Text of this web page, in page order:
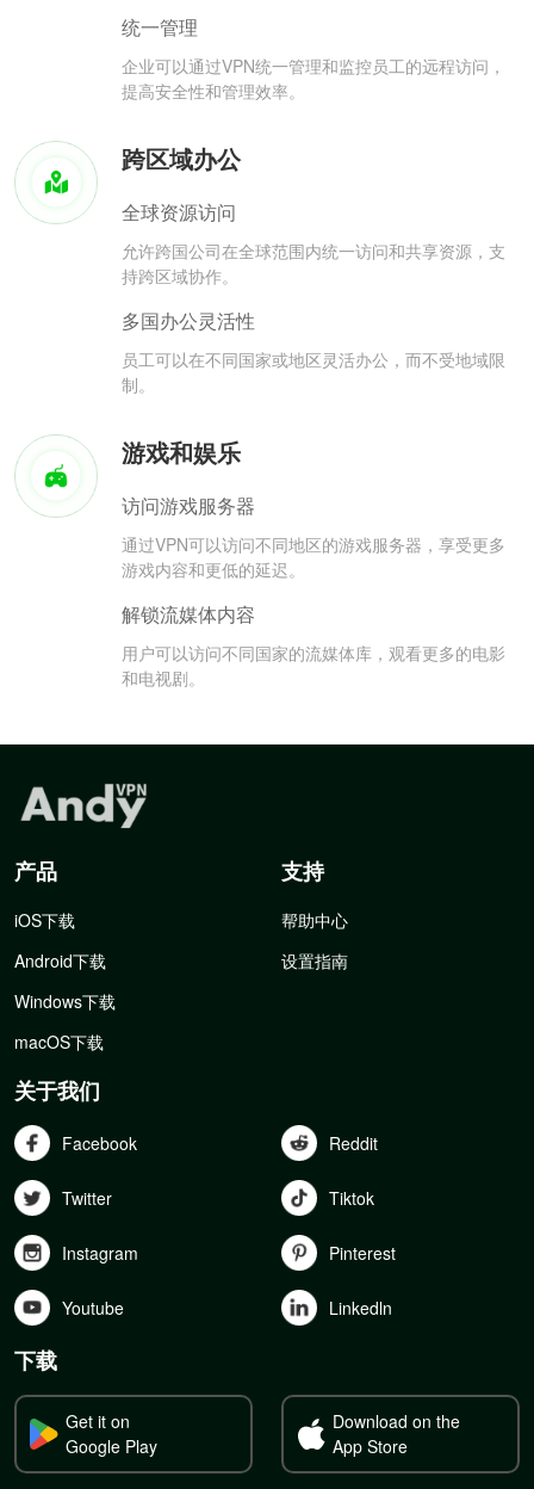
统一管理
企业可以通过VPN统一管理和监控员工的远程访问，
提高安全性和管理效率。
跨区域办公
全球资源访问
允许跨国公司在全球范围内统一访问和共享资源，支
持跨区域协作。
多国办公灵活性
员工可以在不同国家或地区灵活办公，而不受地域限
制。
游戏和娱乐
访问游戏服务器
通过VPN可以访问不同地区的游戏服务器，享受更多
游戏内容和更低的延迟。
解锁流媒体内容
用户可以访问不同国家的流媒体库，观看更多的电影
和电视剧。
产品
iOS下载
Android下载
Windows下载
macOS下载
支持
帮助中心
设置指南
关于我们
Facebook Reddit
Twitter Tiktok
Instagram Pinterest
Youtube Linkedln
下载
Get it on
Google Play
Download on the
App Store